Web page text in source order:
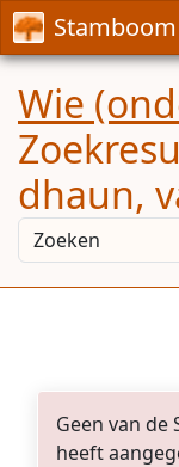
Wie
dhaun,
Geen van
heeft